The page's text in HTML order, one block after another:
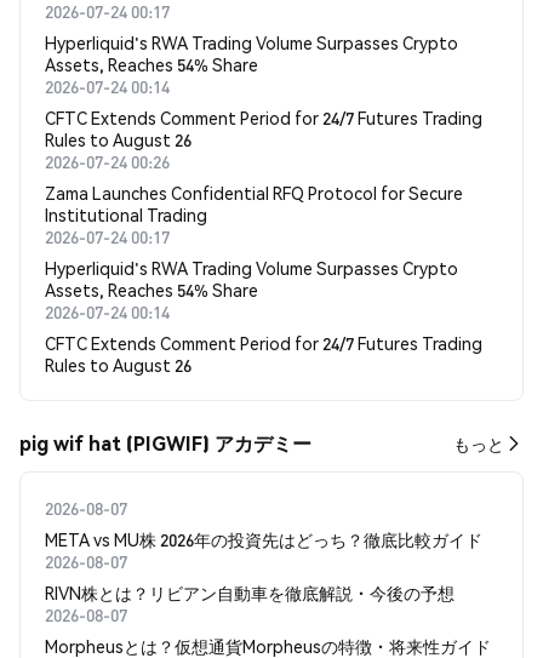
2026-07-24 00:17
Hyperliquid's RWA Trading Volume Surpasses Crypto
Assets, Reaches 54% Share
2026-07-24 00:14
CFTC Extends Comment Period for 24/7 Futures Trading
Rules to August 26
2026-07-24 00:26
Zama Launches Confidential RFQ Protocol for Secure
Institutional Trading
2026-07-24 00:17
Hyperliquid's RWA Trading Volume Surpasses Crypto
Assets, Reaches 54% Share
2026-07-24 00:14
CFTC Extends Comment Period for 24/7 Futures Trading
Rules to August 26
pig wif hat (PIGWIF) アカデミー もっと
2026-08-07
META vs MU株 2026年の投資先はどっち？徹底比較ガイド
2026-08-07
RIVN株とは？リビアン自動車を徹底解説・今後の予想
2026-08-07
Morpheusとは？仮想通貨Morpheusの特徴・将来性ガイド